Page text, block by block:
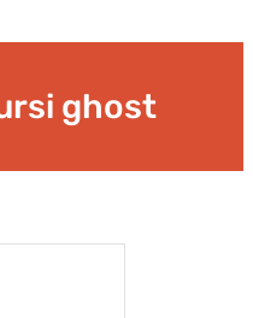
ghost